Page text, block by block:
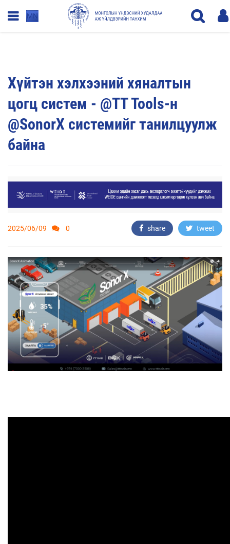
MN
Хүйтэн хэлхээний хяналтын
цогц систем - @TT Tools-н
@SonorX системийг танилцуулж
байна
2025/06/09 0 share tweet